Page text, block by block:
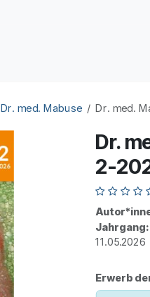
Dr. med. Mabuse Dr. med.
Dr.
2-
Jahrgang:
Erwerb